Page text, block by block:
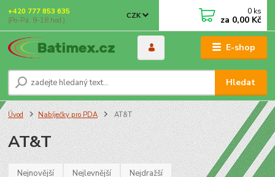
E-shop
CZK
Hledat
+420 777 853 635
(Po-Pá, 9-18 hod.)
0 ks
za 0,00 Kč
Úvod Nabíječky pro PDA AT&T
AT&T
Nejnovější Nejlevnější Nejdražší